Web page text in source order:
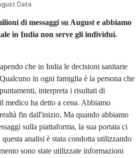
Data
di messaggi su August e abbiamo
in India non serve gli individui.
che in India le decisioni sanitarie
in ogni famiglia è la persona che
interpreta i risultati di
medico ha detto a cena. Abbiamo
fin dall'inizio. Ma quando abbiamo
sulla piattaforma, la sua portata ci
analisi è stata condotta utilizzando
sono state utilizzate informazioni